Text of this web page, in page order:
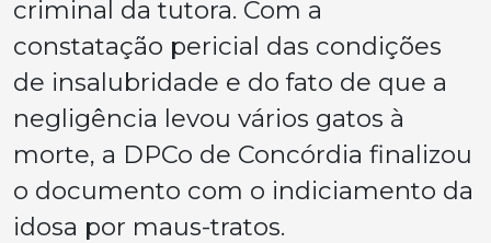
criminal da tutora. Com a
constatação pericial das condições
de insalubridade e do fato de que a
negligência levou vários gatos à
morte, a DPCo de Concórdia finalizou
o documento com o indiciamento da
idosa por maus-tratos.